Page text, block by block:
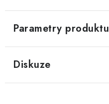
Parametry produktu
Diskuze